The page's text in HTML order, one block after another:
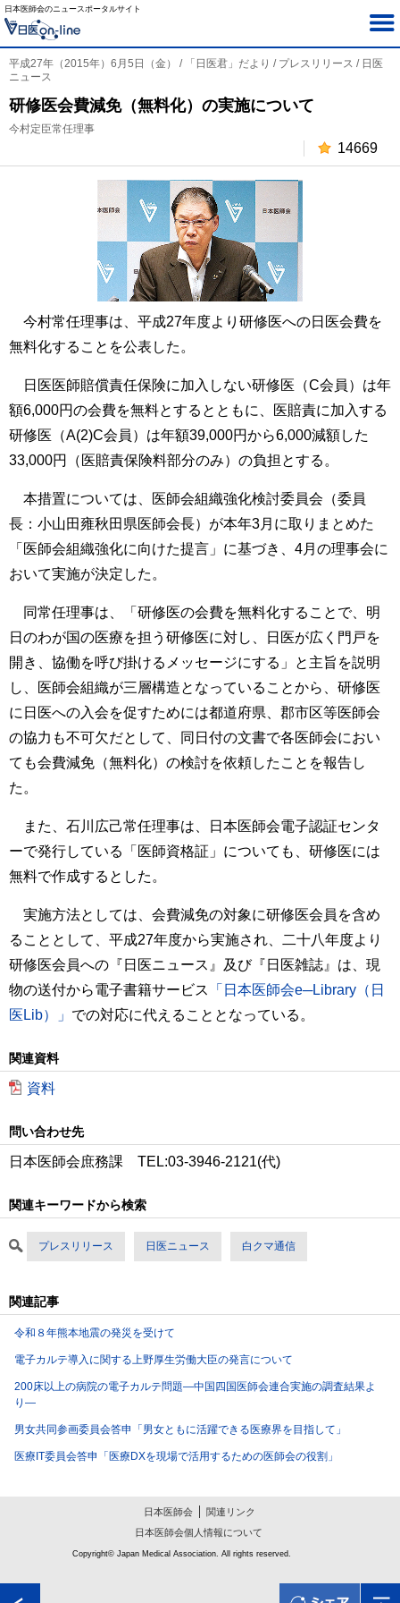
日本医師会のニュースポータルサイト
平成27年（2015年）6月5日（金） / 「日医君」だより / プレスリリース / 日医
ニュース
研修医会費減免（無料化）の実施について
今村定臣常任理事
14669
今村常任理事は、平成27年度より研修医への日医会費を
無料化することを公表した。
日医医師賠償責任保険に加入しない研修医（C会員）は年
額6,000円の会費を無料とするとともに、医賠責に加入する
研修医（A(2)C会員）は年額39,000円から6,000減額した
33,000円（医賠責保険料部分のみ）の負担とする。
本措置については、医師会組織強化検討委員会（委員
長：小山田雍秋田県医師会長）が本年3月に取りまとめた
「医師会組織強化に向けた提言」に基づき、4月の理事会に
おいて実施が決定した。
同常任理事は、「研修医の会費を無料化することで、明
日のわが国の医療を担う研修医に対し、日医が広く門戸を
開き、協働を呼び掛けるメッセージにする」と主旨を説明
し、医師会組織が三層構造となっていることから、研修医
に日医への入会を促すためには都道府県、郡市区等医師会
の協力も不可欠だとして、同日付の文書で各医師会におい
ても会費減免（無料化）の検討を依頼したことを報告し
た。
また、石川広己常任理事は、日本医師会電子認証センタ
ーで発行している「医師資格証」についても、研修医には
無料で作成するとした。
実施方法としては、会費減免の対象に研修医会員を含め
ることとして、平成27年度から実施され、二十八年度より
研修医会員への『日医ニュース』及び『日医雑誌』は、現
物の送付から電子書籍サービス
「日本医師会e─Library（日
医Lib）」 での対応に代えることとなっている。
関連資料
資料
問い合わせ先
日本医師会庶務課 TEL:03-3946-2121(代)
関連キーワードから検索
プレスリリース 日医ニュース 白クマ通信
関連記事
令和８年熊本地震の発災を受けて
電子カルテ導入に関する上野厚生労働大臣の発言について
200床以上の病院の電子カルテ問題―中国四国医師会連合実施の調査結果よ
り―
男女共同参画委員会答申「男女ともに活躍できる医療界を目指して」
医療IT委員会答申「医療DXを現場で活用するための医師会の役割」
日本医師会
関連リンク
日本医師会個人情報について
Copyright© Japan Medical Association. All rights reserved.